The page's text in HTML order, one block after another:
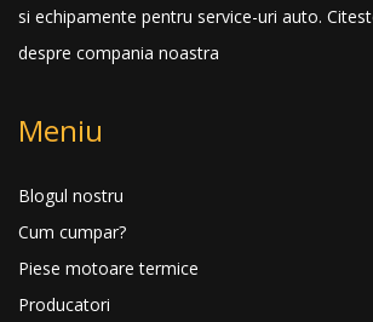
si echipamente pentru service-uri auto.
despre compania noastra
Meniu
Blogul nostru
Cum cumpar?
Piese motoare termice
Producatori